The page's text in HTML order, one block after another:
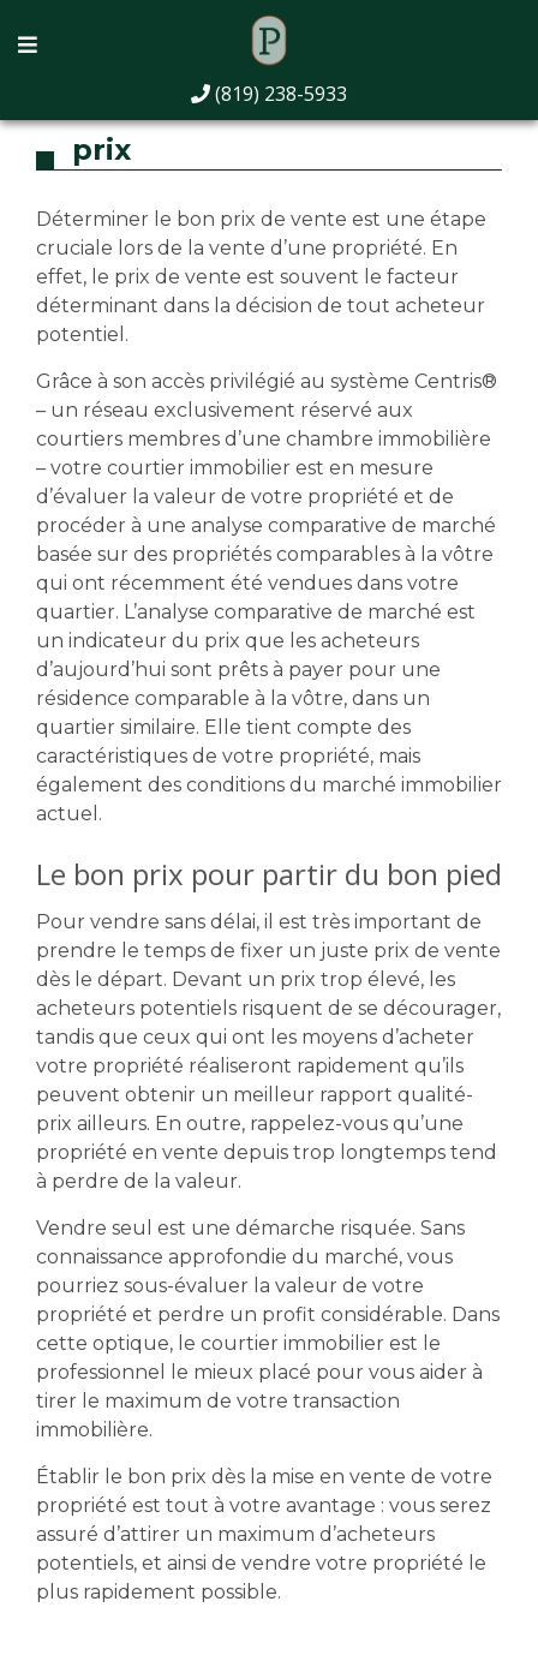
(819) 238-5933
Le défi de vendre à juste
prix
Déterminer le bon prix de vente est une étape
cruciale lors de la vente d’une propriété. En
effet, le prix de vente est souvent le facteur
déterminant dans la décision de tout acheteur
potentiel.
Grâce à son accès privilégié au système Centris®
– un réseau exclusivement réservé aux
courtiers membres d’une chambre immobilière
– votre courtier immobilier est en mesure
d’évaluer la valeur de votre propriété et de
procéder à une analyse comparative de marché
basée sur des propriétés comparables à la vôtre
qui ont récemment été vendues dans votre
quartier. L’analyse comparative de marché est
un indicateur du prix que les acheteurs
d’aujourd’hui sont prêts à payer pour une
résidence comparable à la vôtre, dans un
quartier similaire. Elle tient compte des
caractéristiques de votre propriété, mais
également des conditions du marché immobilier
actuel.
Le bon prix pour partir du bon pied
Pour vendre sans délai, il est très important de
prendre le temps de fixer un juste prix de vente
dès le départ. Devant un prix trop élevé, les
acheteurs potentiels risquent de se décourager,
tandis que ceux qui ont les moyens d’acheter
votre propriété réaliseront rapidement qu’ils
peuvent obtenir un meilleur rapport qualité-
prix ailleurs. En outre, rappelez-vous qu’une
propriété en vente depuis trop longtemps tend
à perdre de la valeur.
Vendre seul est une démarche risquée. Sans
connaissance approfondie du marché, vous
pourriez sous-évaluer la valeur de votre
propriété et perdre un profit considérable. Dans
cette optique, le courtier immobilier est le
professionnel le mieux placé pour vous aider à
tirer le maximum de votre transaction
immobilière.
Établir le bon prix dès la mise en vente de votre
propriété est tout à votre avantage : vous serez
assuré d’attirer un maximum d’acheteurs
potentiels, et ainsi de vendre votre propriété le
plus rapidement possible.